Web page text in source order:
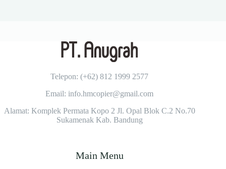
Telepon: (+62) 812 1999 2577
Email: info.hmcopier@gmail.com
Alamat: Komplek Permata Kopo 2 Jl. Opal Blok C.2 No.70
Sukamenak Kab. Bandung
Main Menu